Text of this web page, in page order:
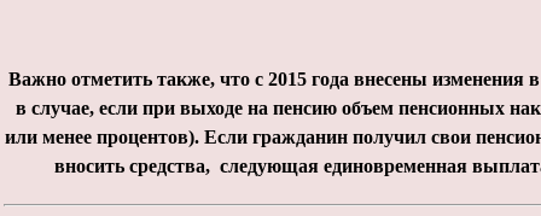
Важно отметить также, что с 2015 года внесены
в случае, если при выходе на пенсию объем пенсионных
или менее процентов). Если гражданин получил свои
вносить средства, следующая единовременная